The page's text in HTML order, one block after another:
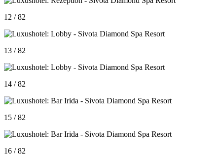
12 / 82
13 / 82
14 / 82
15 / 82
16 / 82